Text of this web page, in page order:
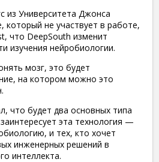
из Университета Джонса
который не участвует в работе,
что DeepSouth изменит
изучения нейробиологии.
мозг, это будет
на котором можно это
что будет два основных типа
эта технология —
и тех, кто хочет
инженерных решений в
интеллекта.